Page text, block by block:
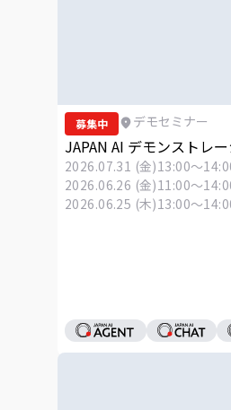
募集中 デモセミナー
JAPAN AI デモンストレ
2026.07.31 (金)13:00～
2026.06.26 (金)11:00～
2026.06.25 (木)13:00～